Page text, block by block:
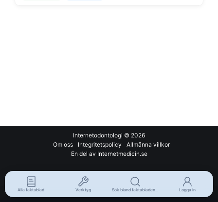
Internetodontologi © 2026
Om oss
Integritetspolicy
Allmänna villkor
En del av Internetmedicin.se
Alla faktablad Verktyg Sök bland faktabladen... Logga in